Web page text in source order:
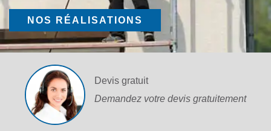
NOS RÉALISATIONS
Devis gratuit
Demandez votre devis gratuitement